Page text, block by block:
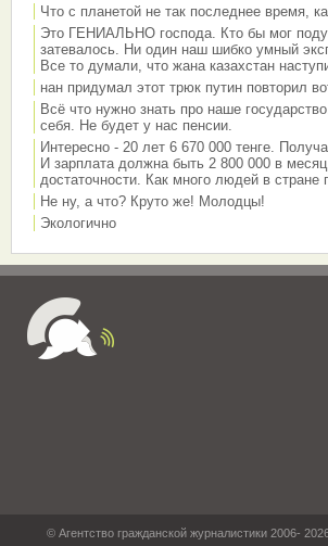
Что с планетой не так последнее время,
Это ГЕНИАЛЬНО господа. Кто бы мог
затевалось. Ни один наш шибко умный
Все то думали, что жана казахстан
нан придумал этот трюк путин повторил
Всё что нужно знать про наше
себя. Не будет у нас пенсии.
Интересно - 20 лет 6 670 000 тенге.
И зарплата должна быть 2 800 000 в
достаточности. Как много людей в стране
Не ну, а что? Круто же! Молодцы!
Экологично
© Агентство гражданской журналистики 2006-